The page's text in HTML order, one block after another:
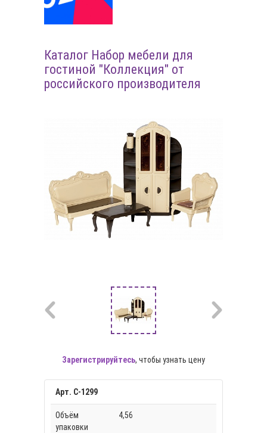
Каталог Набор мебели для
гостиной "Коллекция" от
российского производителя
Зарегистрируйтесь, чтобы узнать цену
Арт. С-1299
Объём
упаковки
4,56